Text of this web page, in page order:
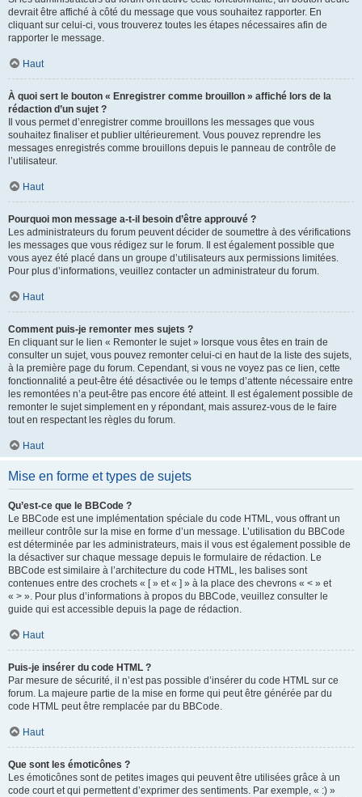
devrait être affiché à côté du message que vous souhaitez rapporter. En
cliquant sur celui-ci, vous trouverez toutes les étapes nécessaires afin de
rapporter le message.
Haut
À quoi sert le bouton « Enregistrer comme brouillon » affiché lors de la
rédaction d’un sujet ?
Il vous permet d’enregistrer comme brouillons les messages que vous
souhaitez finaliser et publier ultérieurement. Vous pouvez reprendre les
messages enregistrés comme brouillons depuis le panneau de contrôle de
l’utilisateur.
Haut
Pourquoi mon message a-t-il besoin d’être approuvé ?
Les administrateurs du forum peuvent décider de soumettre à des vérifications
les messages que vous rédigez sur le forum. Il est également possible que
vous ayez été placé dans un groupe d’utilisateurs aux permissions limitées.
Pour plus d’informations, veuillez contacter un administrateur du forum.
Haut
Comment puis-je remonter mes sujets ?
En cliquant sur le lien « Remonter le sujet » lorsque vous êtes en train de
consulter un sujet, vous pouvez remonter celui-ci en haut de la liste des sujets,
à la première page du forum. Cependant, si vous ne voyez pas ce lien, cette
fonctionnalité a peut-être été désactivée ou le temps d’attente nécessaire entre
les remontées n’a peut-être pas encore été atteint. Il est également possible de
remonter le sujet simplement en y répondant, mais assurez-vous de le faire
tout en respectant les règles du forum.
Haut
Mise en forme et types de sujets
Qu’est-ce que le BBCode ?
Le BBCode est une implémentation spéciale du code HTML, vous offrant un
meilleur contrôle sur la mise en forme d’un message. L’utilisation du BBCode
est déterminée par les administrateurs, mais il vous est également possible de
la désactiver sur chaque message depuis le formulaire de rédaction. Le
BBCode est similaire à l’architecture du code HTML, les balises sont
contenues entre des crochets « [ » et « ] » à la place des chevrons « < » et
« > ». Pour plus d’informations à propos du BBCode, veuillez consulter le
guide qui est accessible depuis la page de rédaction.
Haut
Puis-je insérer du code HTML ?
Par mesure de sécurité, il n’est pas possible d’insérer du code HTML sur ce
forum. La majeure partie de la mise en forme qui peut être générée par du
code HTML peut être remplacée par du BBCode.
Haut
Que sont les émoticônes ?
Les émoticônes sont de petites images qui peuvent être utilisées grâce à un
code court et qui permettent d’exprimer des sentiments. Par exemple, « :) »